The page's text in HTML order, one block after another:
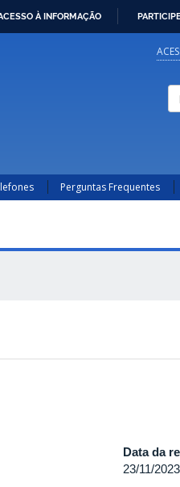
À INFORMAÇÃO
Perguntas Frequentes
Data da
23/11/